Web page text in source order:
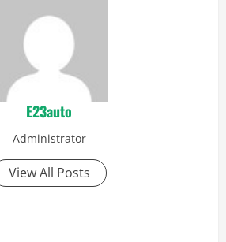
E23auto
Administrator
View All Posts